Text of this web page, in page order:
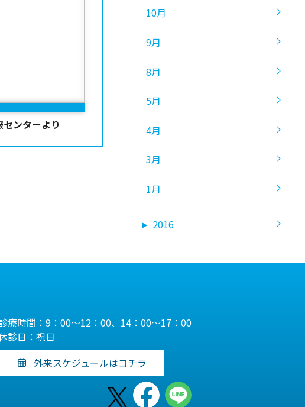
ンターより
10月
9月
8月
5月
4月
3月
1月
► 2016
療時間：9：00～12：00、14：00～17：00
診日：祝日
外来スケジュールはコチラ